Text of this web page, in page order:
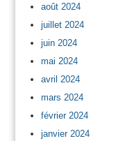
août 2024
juillet 2024
juin 2024
mai 2024
avril 2024
mars 2024
février 2024
janvier 2024